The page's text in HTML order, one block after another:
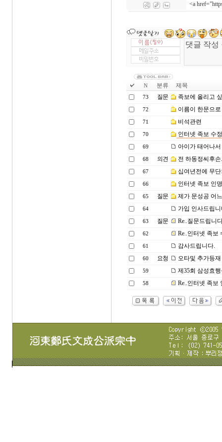
<a
N 분류 제목
73 질문 족보에 올리고
72 이름이 한문으
71 비석관련
70 인터넷 족보 수
69 아이가 태어나
68 의견 전 하동정씨후손
67 십여년전에 무
66 인터넷 족보 인
65 질문 제가 문성공 어
64 가입 인사드립
63 질문 Re..질문드립니
62 Re..인터넷 족보
61 감사드립니다.
60 요청 오타및 추가등재
59 제35회 삼성효
58 Re..인터넷 족보